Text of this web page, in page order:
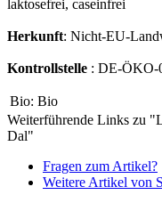
laktosefrei, caseinfrei
Herkunft: Nicht-EU-
Kontrollstelle : DE-ÖKO-
Bio: Bio
Weiterführende Links zu
Dal"
Fragen zum Artikel?
Weitere Artikel von